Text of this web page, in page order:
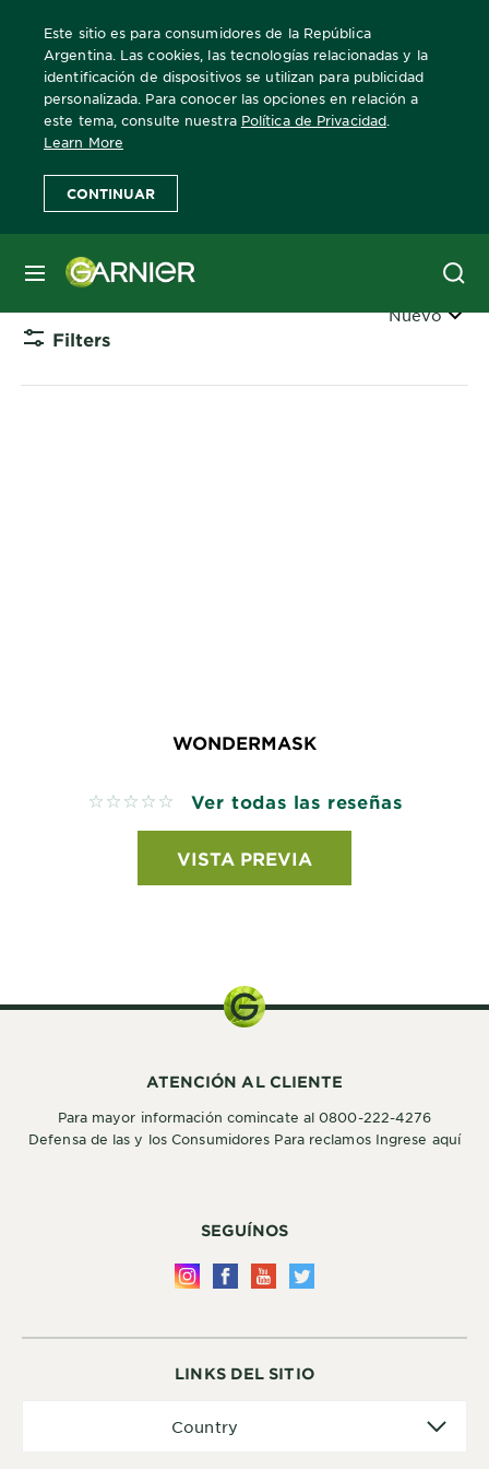
Este sitio es para consumidores de la República
Argentina. Las cookies, las tecnologías relacionadas y la
identificación de dispositivos se utilizan para publicidad
personalizada. Para conocer las opciones en relación a
este tema, consulte nuestra Política de Privacidad
Learn More
CONTINUAR
MENÚ
Home Fructis wondermask
Filters
Ordenar
Nuevo
WONDERMASK
No reviews Ver todas las reseñas
VISTA PREVIA
LINKS DEL SITIO
Country
SEGUÍNOS
ATENCIÓN AL CLIENTE
Para mayor información comincate al 0800-222-4276
Defensa de las y los Consumidores Para reclamos Ingrese aquí